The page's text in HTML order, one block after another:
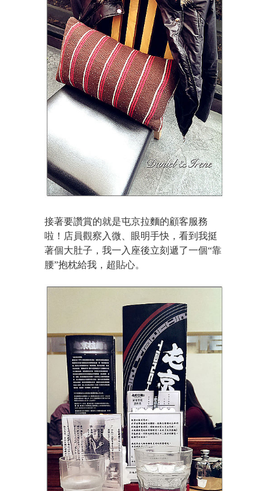
接著要讚賞的就是屯京拉麵的顧客服務
啦！店員觀察入微、眼明手快 ，看到我挺
著個大肚子，我一入座後立刻遞了一個“靠
腰”抱枕給我，超貼心。